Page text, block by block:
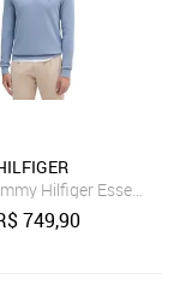
Neck Cáqui
Hilfiger Essential
749,90